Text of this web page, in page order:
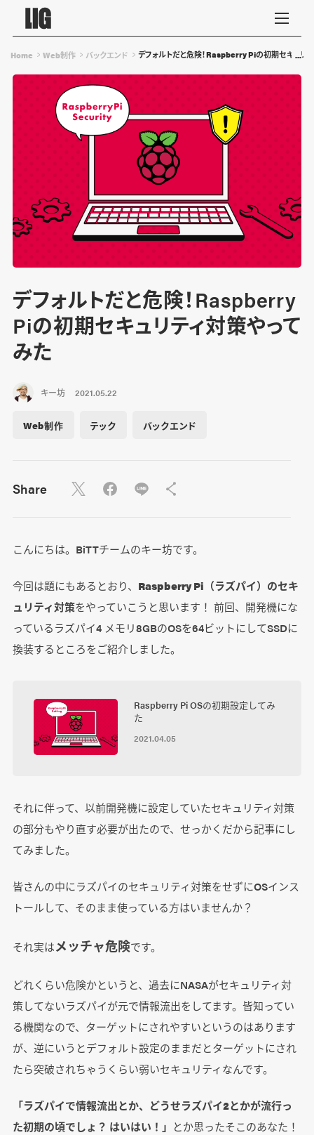
Home Web制作 バックエンド デフォルトだと危険！Raspberry Piの初期セキュリ
デフォルトだと危険！Raspberry
Piの初期セキュリティ対策やって
みた
キー坊 2021.05.22
Web制作 テック バックエンド
Share
こんにちは。BiTTチームのキー坊です。
今回は題にもあるとおり、 Raspberry Pi（ラズパイ）のセキ
ュリティ対策をやっていこうと思います！ 前回、開発機にな
っているラズパイ4 メモリ8GBのOSを64ビットにしてSSDに
換装するところをご紹介しました。
Raspberry Pi OSの初期設定してみ
た
2021.04.05
それに伴って、以前開発機に設定していたセキュリティ対策
の部分もやり直す必要が出たので、せっかくだから記事にし
てみました。
皆さんの中にラズパイのセキュリティ対策をせずにOSインス
トールして、そのまま使っている方はいませんか？
それ実はメッチャ危険です。
どれくらい危険かというと、過去にNASAがセキュリティ対
策してないラズパイが元で情報流出をしてます。皆知ってい
る機関なので、ターゲットにされやすいというのはあります
が、逆にいうとデフォルト設定のままだとターゲットにされ
たら突破されちゃうくらい弱いセキュリティなんです。
「ラズパイで情報流出とか、どうせラズパイ2とかが流行っ
た初期の頃でしょ？ はいはい！」 とか思ったそこのあなた！